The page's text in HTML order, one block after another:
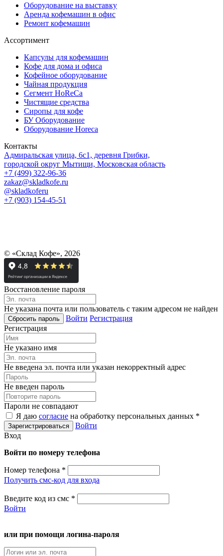
Оборудование на выставку
Аренда кофемашин в офис
Ремонт кофемашин
Ассортимент
Капсулы для кофемашин
Кофе для дома и офиса
Кофейное оборудование
Чайная продукция
Сегмент HoReCa
Чистящие средства
Сиропы для кофе
БУ Оборудование
Оборудование Horeca
Контакты
Адмиральская улица, 6с1, деревня Грибки,
городской округ Мытищи, Московская область
+7 (499) 322-96-36
zakaz@skladkofe.ru
@skladkoferu
+7 (903) 154-45-51
© «Склад Кофе», 2026
Восстановление пароля
Не указана почта или пользователь с таким адресом не найден
Войти Регистрация
Регистрация
Не указано имя
Не введена эл. почта или указан некорректный адрес
Не введен пароль
Пароли не совпадают
Я даю согласие на обработку персональных данных *
Войти
Вход
Войти по номеру телефона
Номер телефона *
Получить смс-код для входа
Введите код из смс *
Войти
или при помощи логина-пароля